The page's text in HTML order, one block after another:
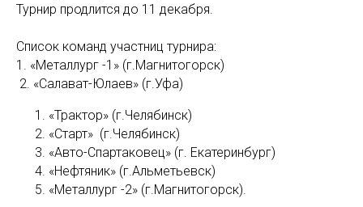
Турнир продлится до 11 декабря.
Список команд участниц турнира:
1. «Металлург -1» (г.Магнитогорск)
2. «Салават-Юлаев» (г.Уфа)
«Трактор» (г.Челябинск)
«Старт» (г.Челябинск)
«Авто-Спартаковец» (г. Екатеринбург)
«Нефтяник» (г.Альметьевск)
«Металлург -2» (г.Магнитогорск).